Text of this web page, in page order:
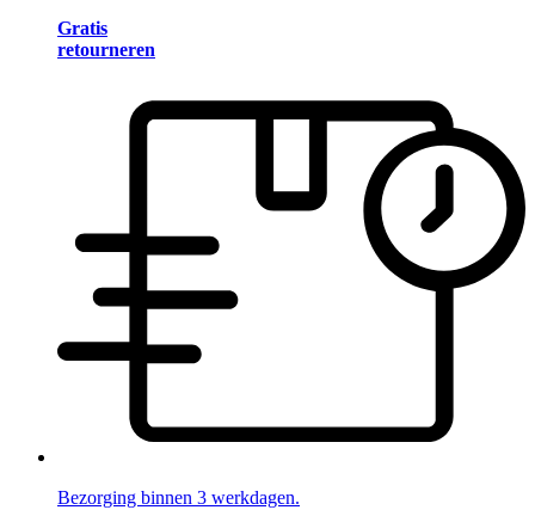
Gratis
retourneren
Bezorging binnen 3 werkdagen.